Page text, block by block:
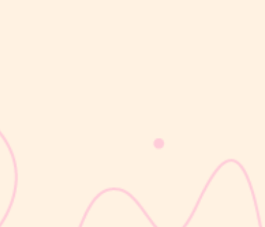
yang dimulai sejak bayi lahir hingga organ reproduksi kembali
seperti sebelum hamil. Selama masa ini, tubuh Moms akan
mengalami berbagai perubahan, mulai dari rahim yang berangsur